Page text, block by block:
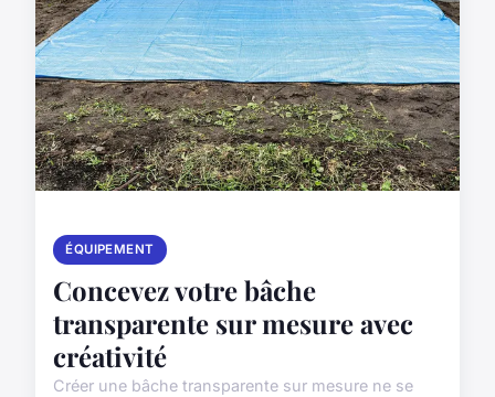
ÉQUIPEMENT
Concevez votre bâche
transparente sur mesure avec
créativité
Créer une bâche transparente sur mesure ne se